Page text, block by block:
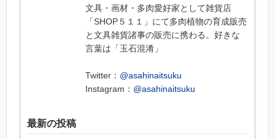
文具・画材・多肉愛好家として雑貨店
「SHOP５１１」にて多肉植物の育成販売
と文具雑貨諸事の販売に携わる。好きな
言葉は「玉石混淆」
Twitter： @asahinaitsuku
Instagram： @asahinaitsuku
最新の投稿